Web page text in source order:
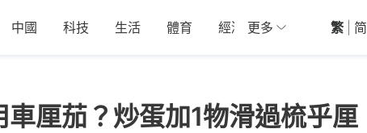
中國 科技 生活 體育 經濟 01深圳 觀點
更多 繁 简
厘茄？炒蛋加1物滑過梳乎厘